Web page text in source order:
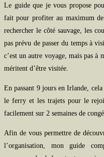
Le guide que je vous propose
fait pour profiter au maximum de
rechercher le côté sauvage, les
pas prévu de passer du temps à
c’est un autre voyage, mais pas
méritent d’être visitée.
En passant 9 jours en Irlande,
le ferry et les trajets pour le
facilement sur 2 semaines de
Afin de vous permettre de
l’organisation, mon guide